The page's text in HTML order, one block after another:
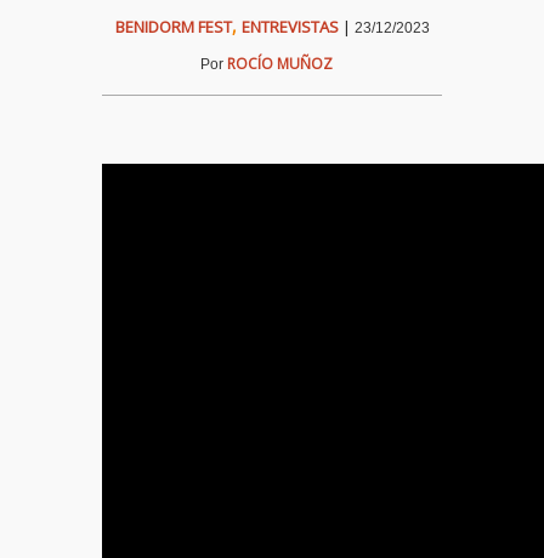
BENIDORM FEST, ENTREVISTAS| 23/12/2023
Por ROCÍO MUÑOZ